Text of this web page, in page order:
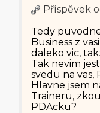
Příspěvek
Tedy
Business z
daleko vic,
Tak nevim
svedu na vas,
Hlavne jsem
Traineru,
PDAcku?